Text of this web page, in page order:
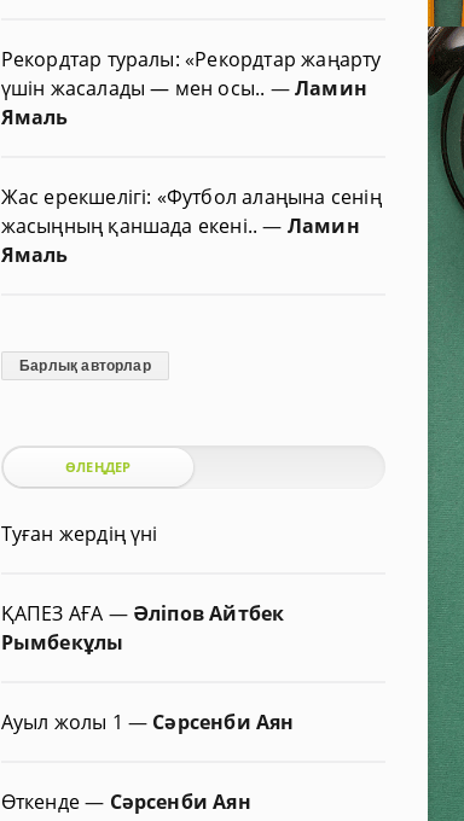
Рекордтар туралы: «Рекордтар жаңарту
үшін жасалады — мен осы.. —Ламин
Ямаль
Жас ерекшелігі: «Футбол алаңына сенің
жасыңның қаншада екені..— Ламин
Ямаль
Барлық авторлар
ӨЛЕҢДЕР
Туған жердің үні
ҚАПЕЗ АҒА — Әліпов Айтбек
Рымбекұлы
Ауыл жолы 1 — Сәрсенби Аян
Өткенде— Сәрсенби Аян